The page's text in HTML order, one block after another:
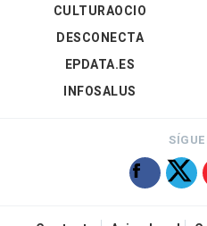
CULTURAOCIO
DESCONECTA
EPDATA.ES
INFOSALUS